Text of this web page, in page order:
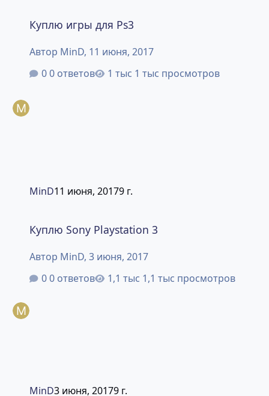
Куплю игры для Ps3
Автор MinD, 11 июня, 2017
0 ответов
1 тыс просмотров
MinD11 июня, 20179 г.
Куплю Sony Playstation 3
Автор MinD, 3 июня, 2017
0 ответов
1,1 тыс просмотров
MinD3 июня, 20179 г.